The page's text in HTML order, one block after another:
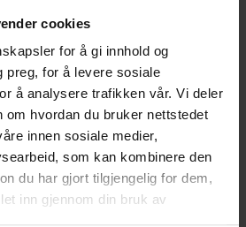
cookies
for å gi innhold og
preg, for å levere sosiale
å analysere trafikken vår. Vi deler
om hvordan du bruker nettstedet
innen sosiale medier,
som kan kombinere den
du har gjort tilgjengelig for dem,
inn gjennom din bruk av
arbeidssted
Erlend Aarli
Kluge Advokatfirma AS